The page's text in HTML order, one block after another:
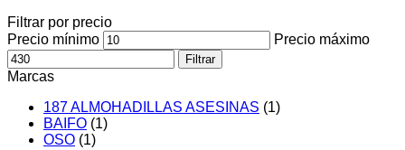
Filtrar por precio
Precio mínimo
Precio máximo
Filtrar
Marcas
187 ALMOHADILLAS ASESINAS (1)
BAIFO (1)
OSO (1)